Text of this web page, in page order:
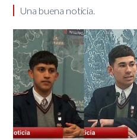
Una buena noticia.